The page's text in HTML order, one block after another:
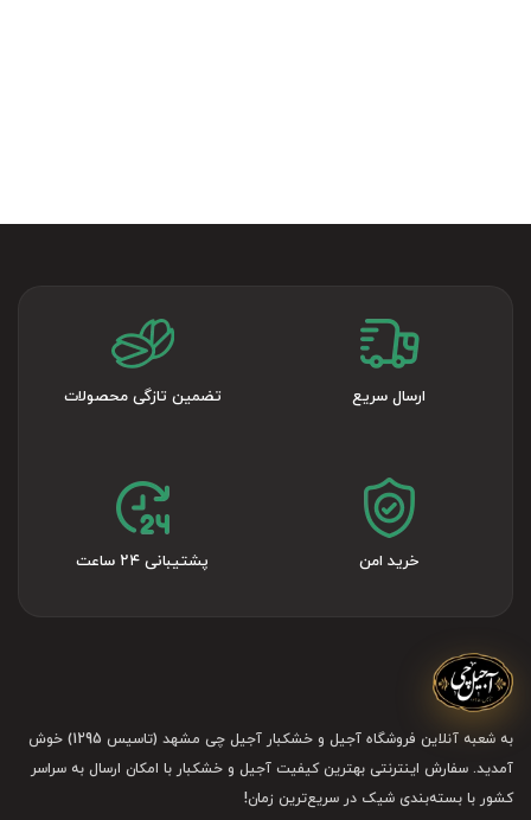
ارسال سریع تضمین تازگی محصولات
خرید امن پشتیبانی ۲۴ ساعت
به شعبه آنلاین فروشگاه آجیل و خشکبار آجیل چی مشهد (تاسیس 1295) خوش
آمدید. سفارش اینترنتی بهترین کیفیت آجیل و خشکبار با امکان ارسال به سراسر
کشور با بسته‌بندی شیک در سریع‌ترین زمان!